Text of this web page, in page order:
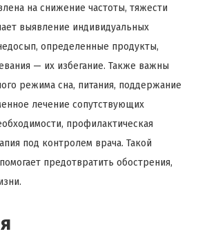
на снижение частоты, тяжести
выявление индивидуальных
определенные продукты,
— их избегание. Также важны
режима сна, питания, поддержание
лечение сопутствующих
профилактическая
под контролем врача. Такой
предотвратить обострения,